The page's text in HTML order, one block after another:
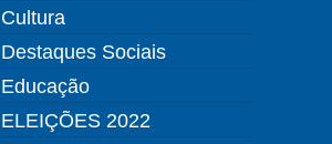
Cultura
Destaques Sociais
Educação
ELEIÇÕES 2022